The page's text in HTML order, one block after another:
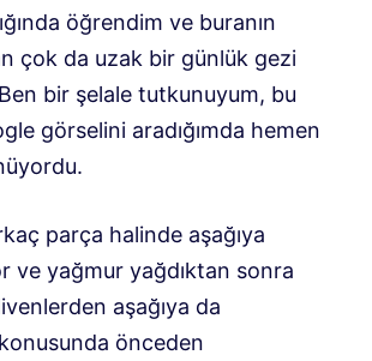
öğrendim ve buranın
çok da uzak bir günlük gezi
Ben bir şelale tutkunuyum, bu
görselini aradığımda hemen
parça halinde aşağıya
ve yağmur yağdıktan sonra
aşağıya da
önceden